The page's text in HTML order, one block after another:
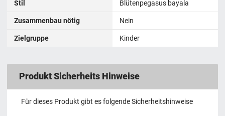
Stil Blütenpegasus bayala
Zusammenbau nötig Nein
Zielgruppe Kinder
Produkt Sicherheits Hinweise
Für dieses Produkt gibt es folgende Sicherheitshinweise